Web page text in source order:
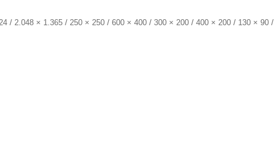
/ 2.048 × 1.365 / 250 × 250 / 600 × 400 / 300 × 200 / 400 × 200 / 130 × 90 /